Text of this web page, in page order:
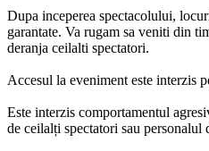
Dupa inceperea spectacolului,
garantate. Va rugam sa veniti din
deranja ceilalti spectatori.
Accesul la eveniment este interzis
Este interzis comportamentul
de ceilalți spectatori sau personalul